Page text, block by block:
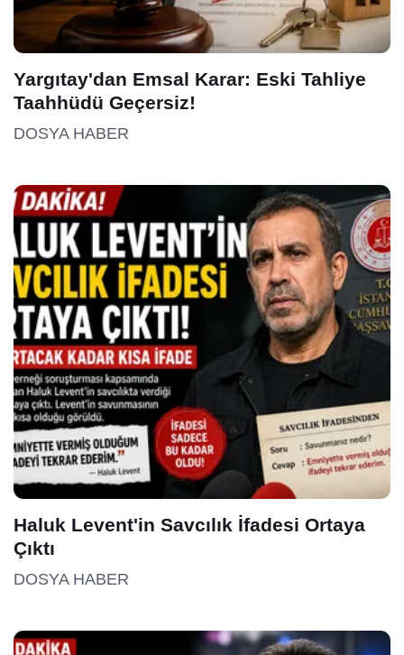
Yargıtay'dan Emsal Karar: Eski Tahliye
Taahhüdü Geçersiz!
DOSYA HABER
Haluk Levent'in Savcılık İfadesi Ortaya
Çıktı
DOSYA HABER